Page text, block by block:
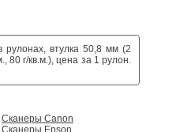
рулонах, втулка 50,8 мм (2
г/кв.м.), цена за 1 рулон.
Сканеры Сanon
Сканеры Epson